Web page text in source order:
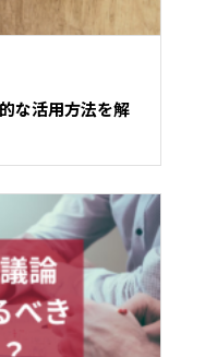
な活用方法を解